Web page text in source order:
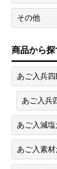
その他
商品から探
あご入兵四
あご入兵
あご入減塩
あご入素材